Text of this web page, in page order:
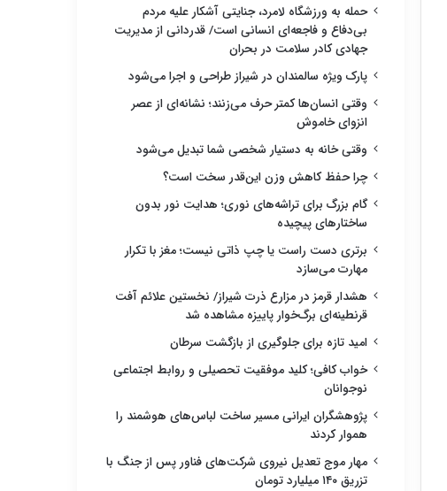
حمله به ورزشگاه لامرد، جنایتی آشکار علیه مردم
بی‌دفاع و فاجعه‌ای انسانی است/ قدردانی از مدیریت
جهادی کادر سلامت در بحران
پارک ویژه سالمندان در شیراز طراحی و اجرا می‌شود
وقتی انسان‌ها کمتر حرف می‌زنند؛ نشانه‌ای از عصر
انزوای خاموش
وقتی خانه به دستیار شخصی شما تبدیل می‌شود
چرا حفظ کاهش وزن این‌قدر سخت است؟
گام بزرگ برای تراشه‌های نوری؛ هدایت نور بدون
ساختارهای پیچیده
برتری دست راست یا چپ ذاتی نیست؛ مغز با تکرار
مهارت می‌سازد
هشدار قرمز در مزارع ذرت شیراز/ نخستین علائم آفت
قرنطینه‌ای برگ‌خوار پاییزه مشاهده شد
امید تازه برای جلوگیری از بازگشت سرطان
خواب کافی؛ کلید موفقیت تحصیلی و روابط اجتماعی
نوجوانان
پژوهشگران ایرانی مسیر ساخت لباس‌های هوشمند را
هموار کردند
مهار موج تعدیل نیروی شرکت‌های فناور پس از جنگ با
تزریق ۱۴۰ میلیارد تومان